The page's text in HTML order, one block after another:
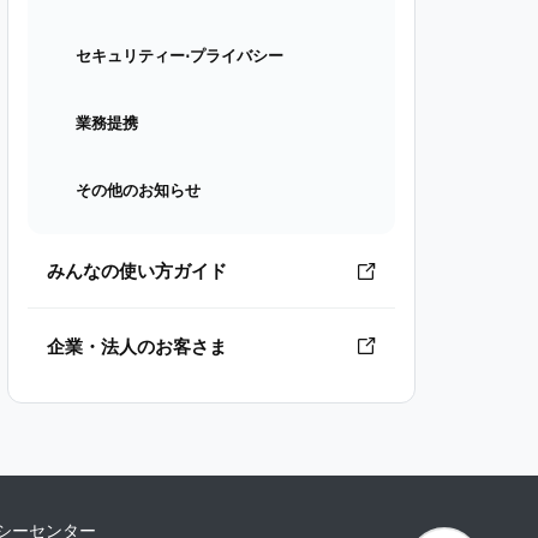
セキュリティー⋅プライバシー
業務提携
その他のお知らせ
みんなの使い方ガイド
企業・法人のお客さま
ーセンター